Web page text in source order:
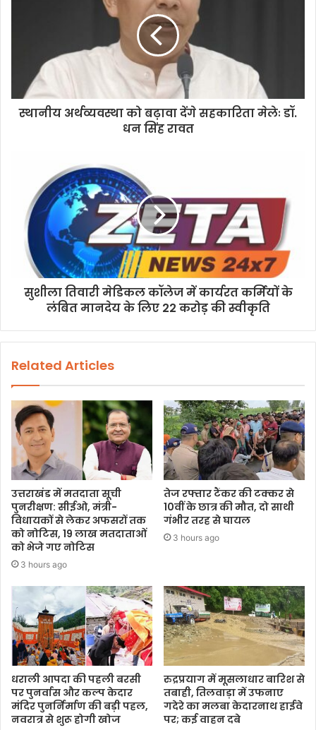
t
e
स्थानीय अर्थव्यवस्था को बढ़ावा देंगे सहकारिता मेलेः डॉ.
धन सिंह रावत
सुशीला तिवारी मेडिकल कॉलेज में कार्यरत कर्मियों के
लंबित मानदेय के लिए 22 करोड़ की स्वीकृति
Related Articles
उत्तराखंड में मतदाता सूची
पुनरीक्षण: सीईओ, मंत्री-
विधायकों से लेकर अफसरों तक
को नोटिस, 19 लाख मतदाताओं
को भेजे गए नोटिस
3 hours ago
तेज रफ्तार टैंकर की टक्कर से
10वीं के छात्र की मौत, दो साथी
गंभीर तरह से घायल
3 hours ago
धराली आपदा की पहली बरसी
पर पुनर्वास और कल्प केदार
मंदिर पुनर्निर्माण की बड़ी पहल,
नवरात्र से शुरू होगी खोज
रुद्रप्रयाग में मूसलाधार बारिश से
तबाही, तिलवाड़ा में उफनाए
गदेरे का मलबा केदारनाथ हाईवे
पर; कई वाहन दबे